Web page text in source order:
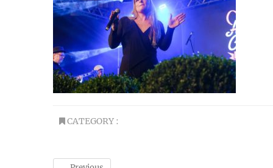
CATEGORY :